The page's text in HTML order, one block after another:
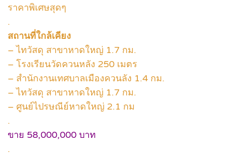
ราคาพิเศษสุดๆ
.
สถานที่ใกล้เคียง
– ไทวัสดุ สาขาหาดใหญ่ 1.7 กม.
– โรงเรียนวัดควนหลัง 250 เมตร
– สำนักงานเทศบาลเมืองควนลัง 1.4 กม.
– ไทวัสดุ สาขาหาดใหญ่ 1.7 กม.
– ศูนย์ไปรษณีย์หาดใหญ่ 2.1 กม
.
ขาย 58,000,000 บาท
.